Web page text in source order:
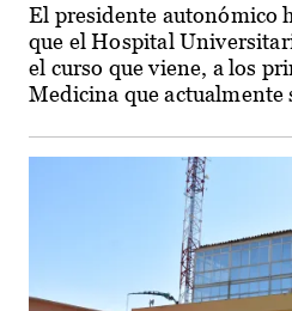
El presidente autonómico
que el Hospital
el curso que viene, a los
Medicina que actualmente